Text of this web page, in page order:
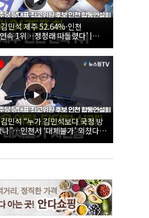
민석 제주 52.64%·인천
속 1위…정청래 따돌렸다’ |
어민주당 당대표·최고위원 후
연설회
민석 “누가 김민석보다 국정 방
”…인천서 ‘대체불가’ 외쳤다 |
어민주당 당대표·최고위원 후